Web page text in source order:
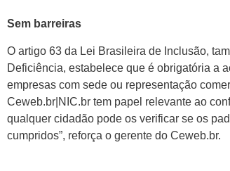
Sem barreiras
O artigo 63 da Lei Brasileira de Inclusão,
Deficiência, estabelece que é obrigatória a
empresas com sede ou representação
Ceweb.br|NIC.br tem papel relevante ao
qualquer cidadão pode os verificar se os
cumpridos”, reforça o gerente do Ceweb.br.